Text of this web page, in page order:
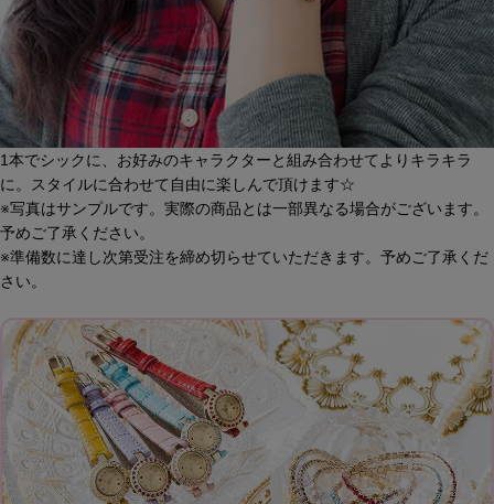
1本でシックに、お好みのキャラクターと組み合わせてよりキラキラ
に。スタイルに合わせて自由に楽しんで頂けます☆
※写真はサンプルです。実際の商品とは一部異なる場合がございます。
予めご了承ください。
※準備数に達し次第受注を締め切らせていただきます。予めご了承くだ
さい。